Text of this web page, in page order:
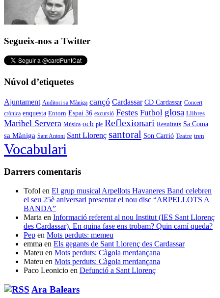
Segueix-nos a Twitter
Núvol d’etiquetes
Ajuntament Auditori sa Màniga cançó Cardassar CD Cardassar Concert
crònica enquesta Entorn Espai 36 excursió Festes Futbol glosa Llibres
Maribel Servera Música ocb ple Reflexionari Resultats Sa Coma
sa Màniga Sant Antoni Sant Llorenç santoral Son Carrió Teatre tren
Vocabulari
Darrers comentaris
Tofol en El grup musical Arpellots Havaneres Band celebren
el seu 25è aniversari presentat el nou disc “ARPELLOTS A
BANDA”
Marta en Informació referent al nou Institut (IES Sant Llorenç
des Cardassar). En quina fase ens trobam? Quin camí queda?
Pep en Mots perduts: memeu
emma en Els gegants de Sant Llorenç des Cardassar
Mateu en Mots perduts: Càgola merdançana
Mateu en Mots perduts: Càgola merdançana
Paco Leonicio en Defunció a Sant Llorenç
Ara Balears